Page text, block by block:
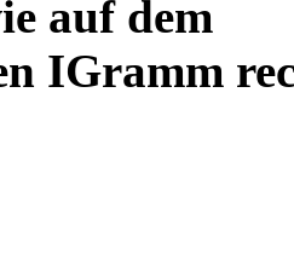
auf dem
IGramm